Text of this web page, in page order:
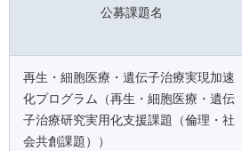
公募課題名
再生・細胞医療・遺伝子治療実現加速
化プログラム（再生・細胞医療・遺伝
子治療研究実用化支援課題（倫理・社
会共創課題））